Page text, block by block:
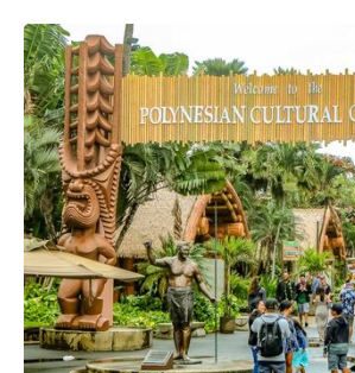
liefst 10.000 dollar.